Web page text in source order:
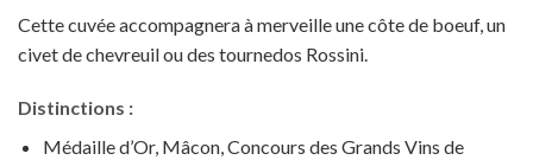
Cette cuvée accompagnera à merveille une côte de boeuf, un
civet de chevreuil ou des tournedos Rossini.
Distinctions :
Médaille d’Or, Mâcon, Concours des Grands Vins de